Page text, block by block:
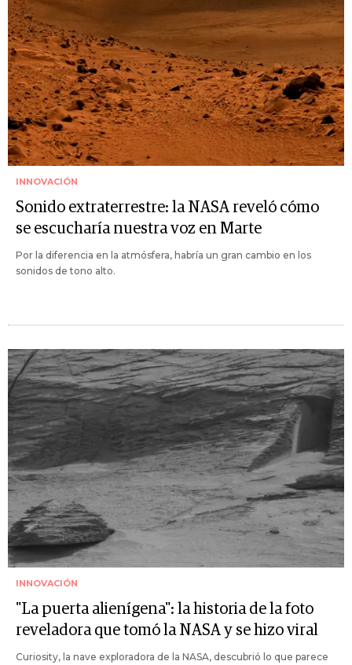
INNOVACIÓN
Sonido extraterrestre: la NASA reveló cómo
se escucharía nuestra voz en Marte
Por la diferencia en la atmósfera, habría un gran cambio en los
sonidos de tono alto.
INNOVACIÓN
"La puerta alienígena": la historia de la foto
reveladora que tomó la NASA y se hizo viral
Curiosity, la nave exploradora de la NASA, descubrió lo que parece